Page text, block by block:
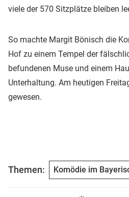
viele der 570 Sitzplätze bleiben
So machte Margit Bönisch die
Hof zu einem Tempel der
befundenen Muse und einem
Unterhaltung. Am heutigen
gewesen.
Themen: Komödie im